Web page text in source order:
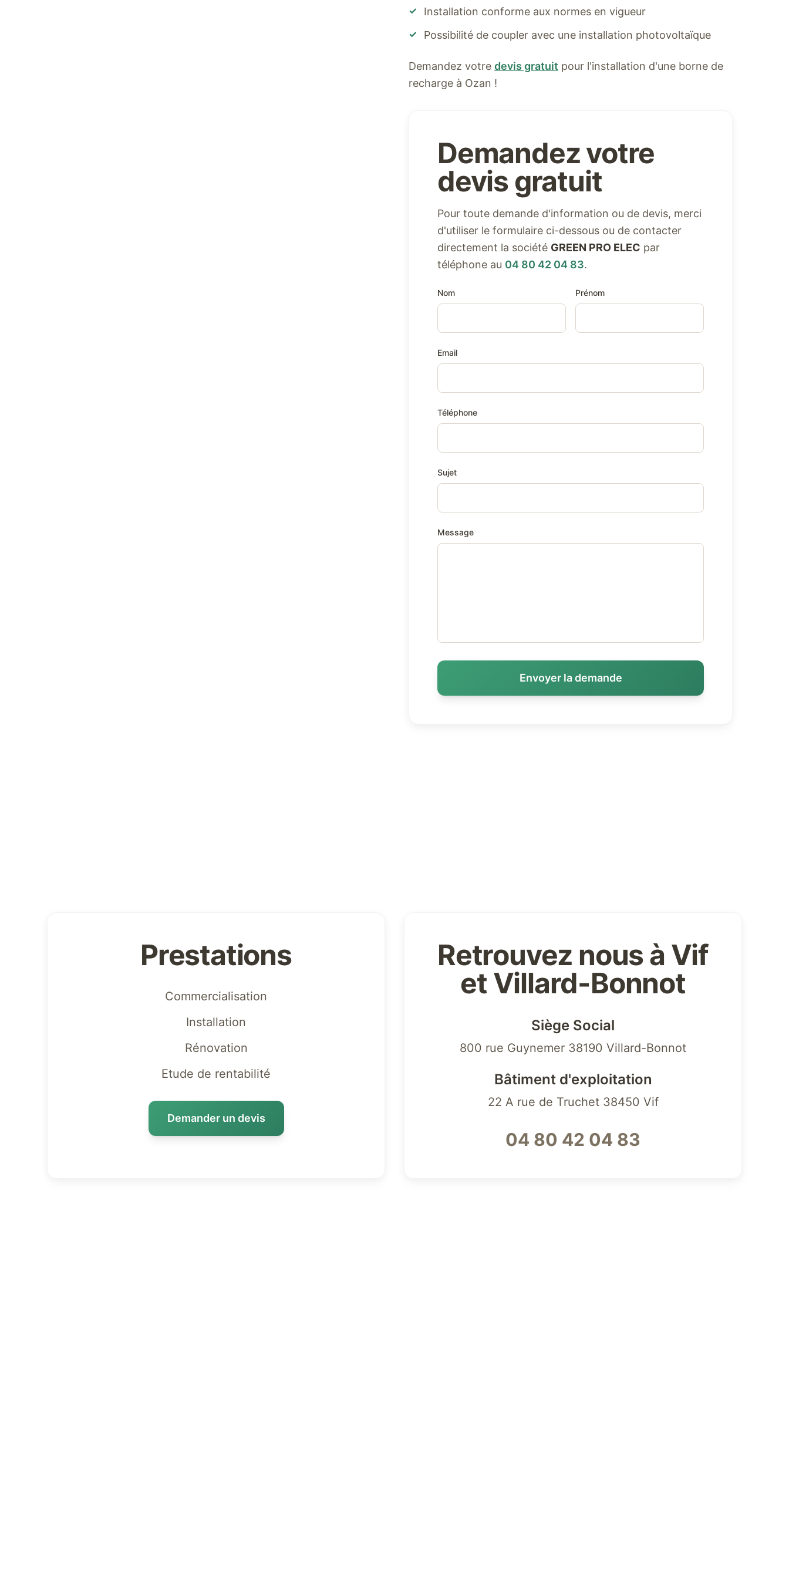
✓ Installation conforme aux normes en vigueur
✓ Possibilité de coupler avec une installation photovoltaïque
Demandez votre devis gratuit pour l'installation d'une borne de
recharge à Ozan !
Demandez votre
devis gratuit
Pour toute demande d'information ou de devis, merci
d'utiliser le formulaire ci-dessous ou de contacter
directement la société GREEN PRO ELEC par
téléphone au 04 80 42 04 83.
Nom Prénom
Email
Téléphone
Sujet
Message
Envoyer la demande
Prestations
Commercialisation
Installation
Rénovation
Etude de rentabilité
Demander un devis
Retrouvez nous à Vif
et Villard-Bonnot
Siège Social
800 rue Guynemer 38190 Villard-Bonnot
Bâtiment d'exploitation
22 A rue de Truchet 38450 Vif
04 80 42 04 83